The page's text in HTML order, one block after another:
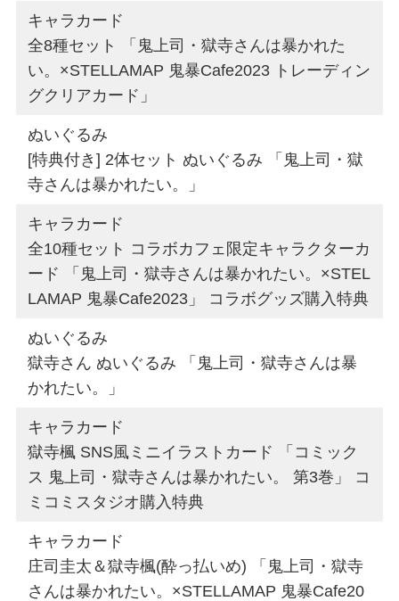
キャラカード
全8種セット 「鬼上司・獄寺さんは暴かれた
い。×STELLAMAP 鬼暴Cafe2023 トレーディン
グクリアカード」
ぬいぐるみ
[特典付き] 2体セット ぬいぐるみ 「鬼上司・獄
寺さんは暴かれたい。」
キャラカード
全10種セット コラボカフェ限定キャラクターカ
ード 「鬼上司・獄寺さんは暴かれたい。×STEL
LAMAP 鬼暴Cafe2023」 コラボグッズ購入特典
ぬいぐるみ
獄寺さん ぬいぐるみ 「鬼上司・獄寺さんは暴
かれたい。」
キャラカード
獄寺楓 SNS風ミニイラストカード 「コミック
ス 鬼上司・獄寺さんは暴かれたい。 第3巻」 コ
ミコミスタジオ購入特典
キャラカード
庄司圭太＆獄寺楓(酔っ払いめ) 「鬼上司・獄寺
さんは暴かれたい。×STELLAMAP 鬼暴Cafe20